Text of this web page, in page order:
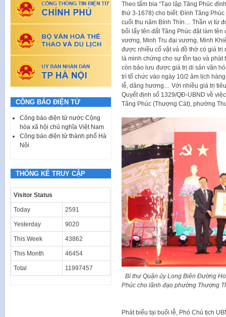
Theo tấm bia “Tạo lập Tăng Phúc
thứ 3-1678) cho biết: Đình Tăng
cuối thu năm Bính Thìn… Thần vị từ
bối lấy tên đất Tăng Phúc đặt làm
vương, Minh Tru đại vương, Minh
được nhiều cổ vật và đồ thờ có giá
là minh chứng cho sự tồn tạo và
còn bảo lưu được giá trị di sản văn
trì tổ chức vào ngày 10/2 âm lịch
lễ, dâng hương… Với nhiều giá trị
Quyết định số 1329/QĐ-UBND về
Tăng Phúc (Thượng Cát), phường
Bí thư Quận ủy Long Biên Đường
Phúc cho lãnh đạo phường Thượng
Phát biểu tại buổi lễ, Phó Chủ tịch
CÔNG BÁO ĐIỆN TỬ
Công báo điện tử nước Cộng
hòa xã hội chủ nghĩa Việt Nam
Công báo điện tử thành phố Hà
Nội
THỐNG KÊ TRUY CẬP
Visitor Status
Today 2591
Yesterday 9020
This Week 43862
This Month 46454
Total 11997457